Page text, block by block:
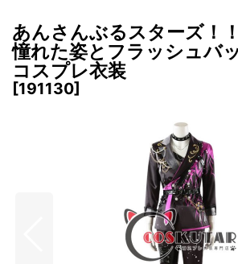
あんさんぶるスターズ！
憧れた姿とフラッシュバ
コスプレ衣装
[191130]